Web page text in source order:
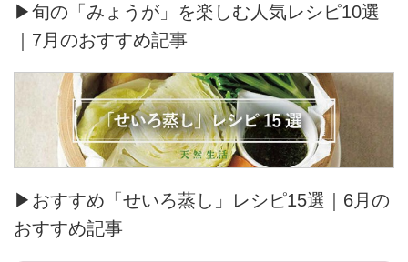
▶旬の「みょうが」を楽しむ人気レシピ10選
｜7月のおすすめ記事
▶おすすめ「せいろ蒸し」レシピ15選｜6月の
おすすめ記事